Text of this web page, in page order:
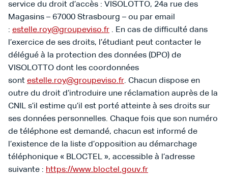
service du droit d’accès : VISOLOTTO, 24a rue des
Magasins – 67000 Strasbourg – ou par email
: estelle.roy@groupeviso.fr . En cas de difficulté dans
l’exercice de ses droits, l’étudiant peut contacter le
délégué à la protection des données (DPO) de
VISOLOTTO dont les coordonnées
sont estelle.roy@groupeviso.fr. Chacun dispose en
outre du droit d’introduire une réclamation auprès de la
CNIL s’il estime qu’il est porté atteinte à ses droits sur
ses données personnelles. Chaque fois que son numéro
de téléphone est demandé, chacun est informé de
l’existence de la liste d’opposition au démarchage
téléphonique « BLOCTEL », accessible à l’adresse
suivante : https://www.bloctel.gouv.fr